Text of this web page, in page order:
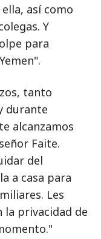
así como
Y
para
tanto
durante
alcanzamos
Faite.
del
a casa para
Les
la privacidad de